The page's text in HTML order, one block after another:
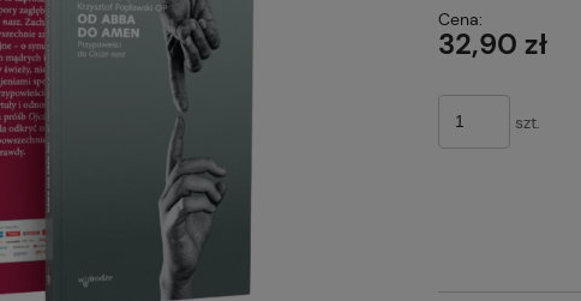
Cena:
32,90 zł
szt.